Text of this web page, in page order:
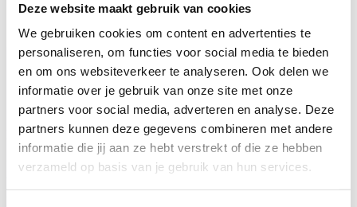
Deze website maakt gebruik van cookies
We gebruiken cookies om content en advertenties te
personaliseren, om functies voor social media te bieden
en om ons websiteverkeer te analyseren. Ook delen we
informatie over je gebruik van onze site met onze
partners voor social media, adverteren en analyse. Deze
partners kunnen deze gegevens combineren met andere
informatie die jij aan ze hebt verstrekt of die ze hebben
verzameld op basis van je gebruik van hun services.
FAQ Algemeen
Het Nationaal coördinatiepunt NLQF is sinds 1 Januari
2025 een Zelfstandig Bestuurstorgaan met de wettelijke